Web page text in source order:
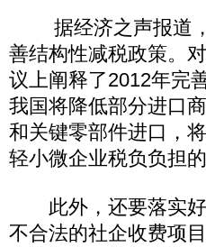
据经济之声报道，
善结构性减税政策。
议上阐释了2012年完
我国将降低部分进口
和关键零部件进口，
轻小微企业税负负担的
此外，还要落实好
不合法的社企收费项